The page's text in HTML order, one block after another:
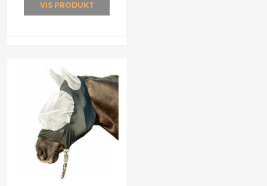
VIS PRODUKT